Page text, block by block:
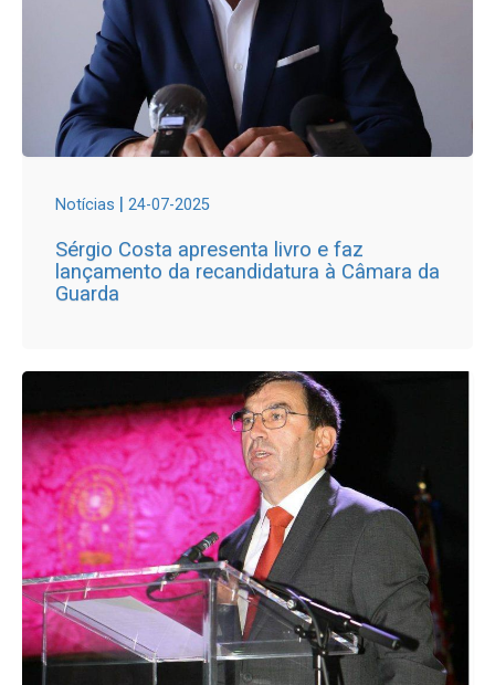
Notícias | 24-07-2025
Sérgio Costa apresenta livro e faz
lançamento da recandidatura à Câmara da
Guarda